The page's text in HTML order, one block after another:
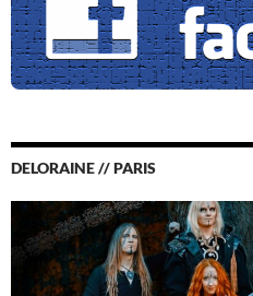
DELORAINE // PARIS